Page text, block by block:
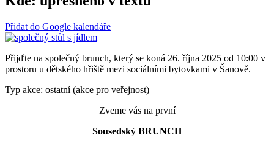
Přidat do Google kalendáře
Přijďte na společný brunch, který se koná 26. října 2025 od 10:00 v
prostoru u dětského hřiště mezi sociálními bytovkami v Šanově.
Typ akce: ostatní (akce pro veřejnost)
Zveme vás na první
Sousedský BRUNCH